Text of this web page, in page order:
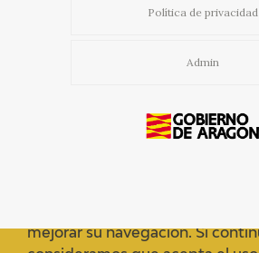
Política de privacidad
Admin
mejorar su navegación. Si